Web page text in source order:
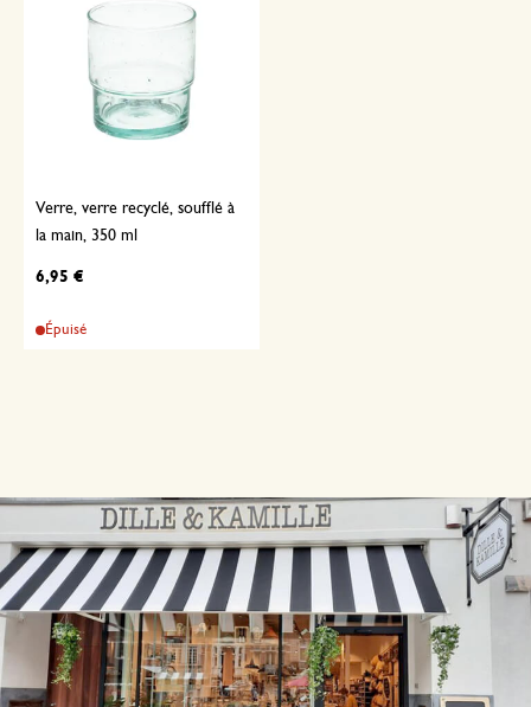
Verre, verre recyclé, soufflé à
la main, 350 ml
6,95 €
Épuisé